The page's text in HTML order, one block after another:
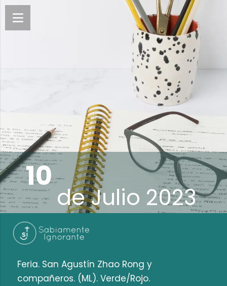
10
deJulio 2023
Feria. San Agustín Zhao Rong y
compañeros. (ML). Verde/Rojo.